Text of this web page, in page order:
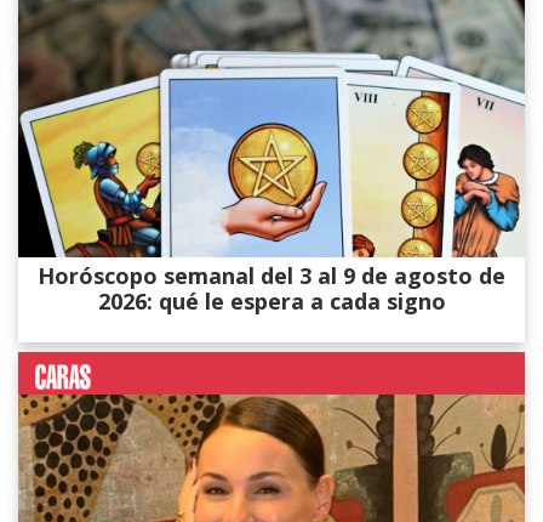
Horóscopo semanal del 3 al 9 de agosto de
2026: qué le espera a cada signo